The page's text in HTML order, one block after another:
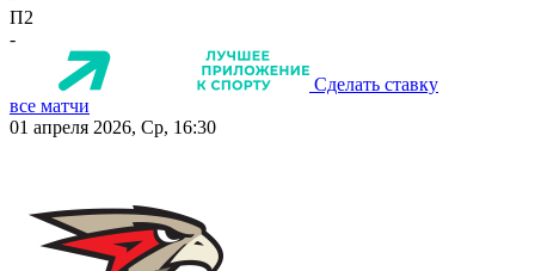
П2
-
Сделать ставку
все матчи
01 апреля 2026, Ср, 16:30